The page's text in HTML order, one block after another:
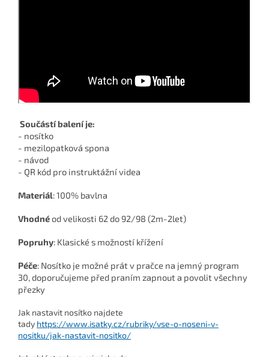
Součástí balení je:
- nosítko
- mezilopatková spona
- návod
- QR kód pro instruktážní videa
Materiál: 100% bavlna
Vhodnéod velikosti 62 do 92/98 (2m-2let)
Popruhy: Klasické s možností křížení
Péče: Nosítko je možné prát v pračce na jemný program
30, doporučujeme před praním zapnout a povolit všechny
přezky
Jak nastavit nosítko najdete
tady https://www.isatky.cz/rubriky/vse-o-noseni-v-
nositku/jak-nastavit-nositko/